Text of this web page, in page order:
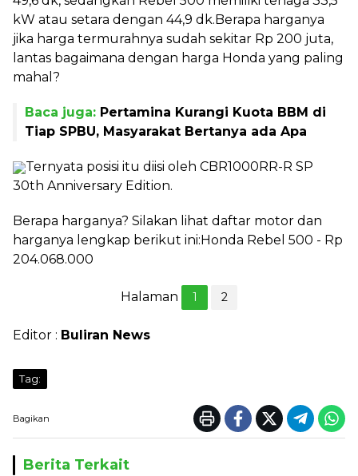
kW atau setara dengan 44,9 dk.Berapa harganya
jika harga termurahnya sudah sekitar Rp 200 juta,
lantas bagaimana dengan harga Honda yang paling
mahal?
Baca juga: Pertamina Kurangi Kuota BBM di
Tiap SPBU, Masyarakat Bertanya ada Apa
Ternyata posisi itu diisi oleh CBR1000RR-R SP
30th Anniversary Edition.
Berapa harganya? Silakan lihat daftar motor dan
harganya lengkap berikut ini:Honda Rebel 500 - Rp
204.068.000
Halaman 1 2
Editor : Buliran News
Tag:
Bagikan
Berita Terkait